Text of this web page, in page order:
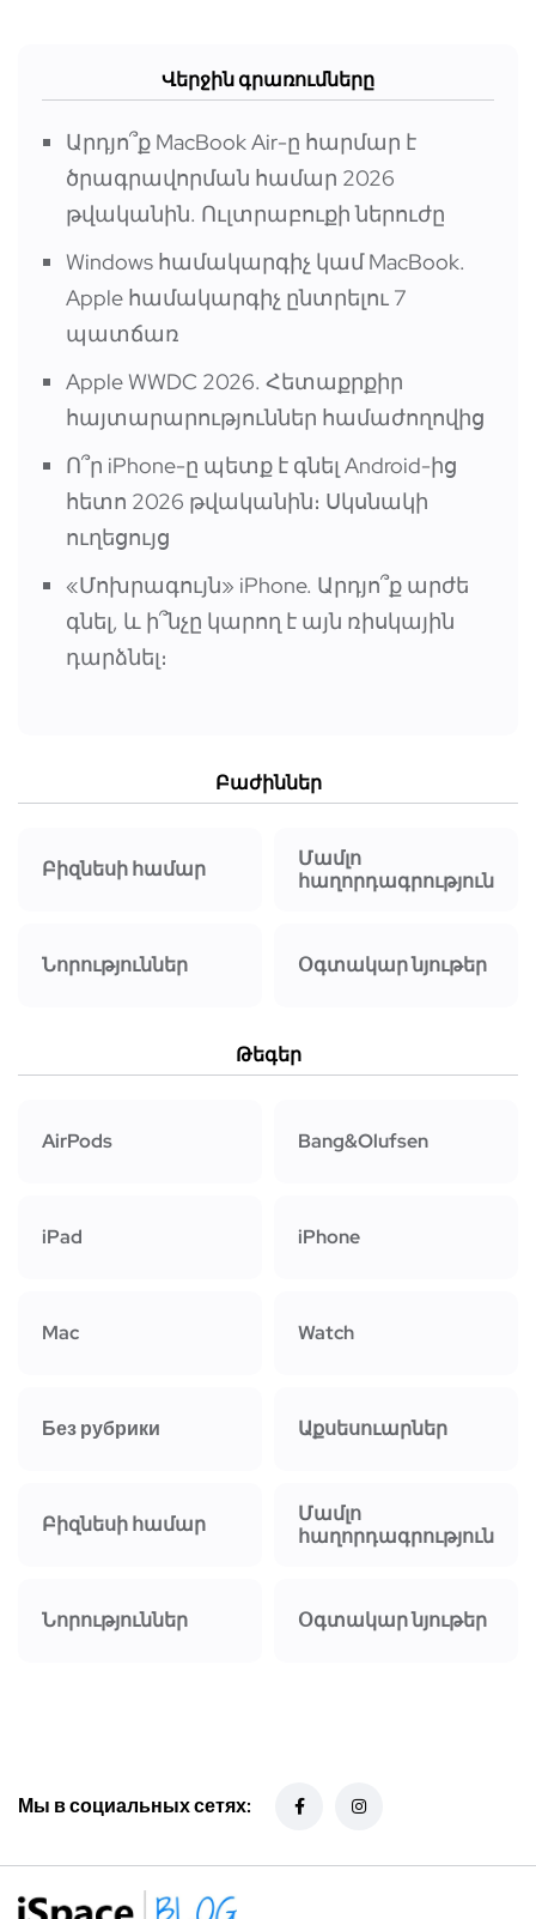
Վերջին գրառումները
Արդյո՞ք MacBook Air-ը հարմար է
ծրագրավորման համար 2026
թվականին. Ուլտրաբուքի ներուժը
Windows համակարգիչ կամ MacBook.
Apple համակարգիչ ընտրելու 7
պատճառ
Apple WWDC 2026. Հետաքրքիր
հայտարարություններ համաժողովից
Ո՞ր iPhone-ը պետք է գնել Android-ից
հետո 2026 թվականին։ Սկսնակի
ուղեցույց
«Մոխրագույն» iPhone. Արդյո՞ք արժե
գնել, և ի՞նչը կարող է այն ռիսկային
դարձնել։
Բաժիններ
Բիզնեսի համար
Մամլո
հաղորդագրություն
Նորություններ Օգտակար նյութեր
Թեգեր
AirPods Bang&Olufsen
iPad iPhone
Mac Watch
Без рубрики Աքսեսուարներ
Բիզնեսի համար
Մամլո
հաղորդագրություն
Նորություններ Օգտակար նյութեր
Мы в социальных сетях: